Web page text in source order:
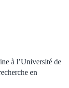
à l’Université de
en